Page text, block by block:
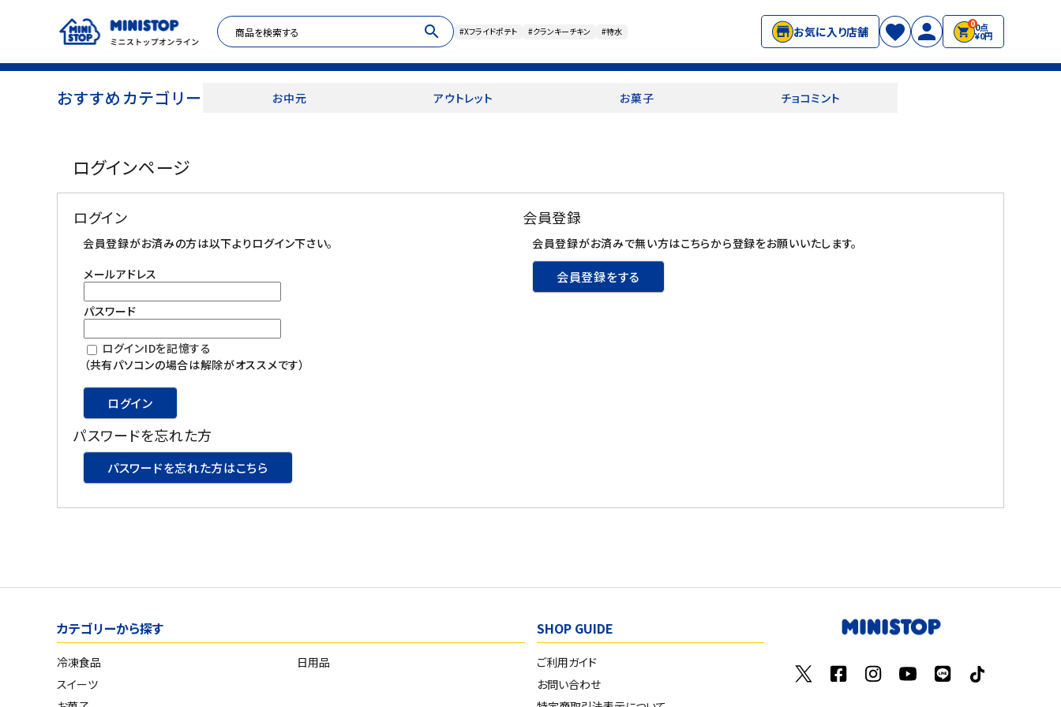
search #Xフライドポテト #クランキーチキン #特水 お気に入り店舗
00点
¥0円
おすすめカテゴリー お中元 アウトレット お菓子 チョコミント
ログイン person 新規登録
カテゴリから探す
冷凍食品
スイーツ
日用品
セール
フードロス
ペット用品
ログインページ
ログイン
会員登録がお済みの方は以下よりログイン下さい。
メールアドレス
パスワード
ログインIDを記憶する
（共有パソコンの場合は解除がオススメです）
ログイン
パスワードを忘れた方
パスワードを忘れた方はこちら
会員登録
会員登録がお済みで無い方はこちらから登録をお願いいたします。
会員登録をする
カテゴリーから探す
冷凍食品
スイーツ
日用品
SHOP GUIDE
ご利用ガイド
お問い合わせ